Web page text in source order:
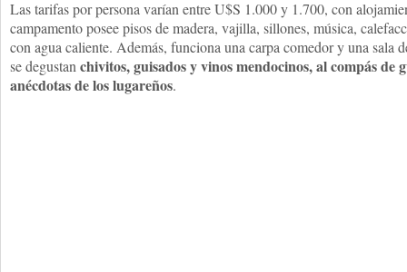
Las tarifas por persona varían entre U$S 1.000 y 1.700, con
campamento posee pisos de madera, vajilla, sillones, música,
con agua caliente. Además, funciona una carpa comedor y una sala
se degustan chivitos, guisados y vinos mendocinos, al compás de
anécdotas de los lugareños.